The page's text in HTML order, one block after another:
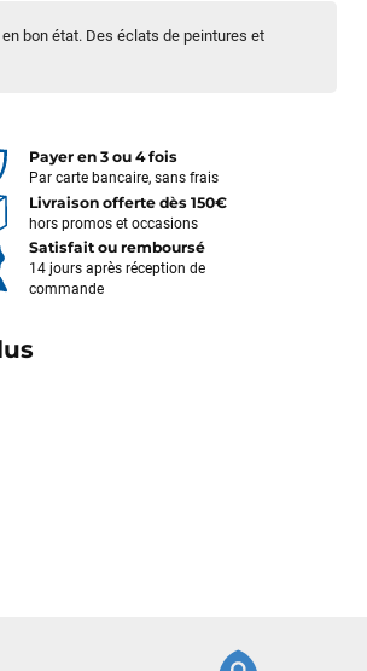
bon état. Des éclats de peintures et
Payer en 3 ou 4 fois
Par carte bancaire, sans frais
Livraison offerte dès 150€
hors promos et occasions
Satisfait ou remboursé
14 jours après réception de
commande
des équipements, me conseiller